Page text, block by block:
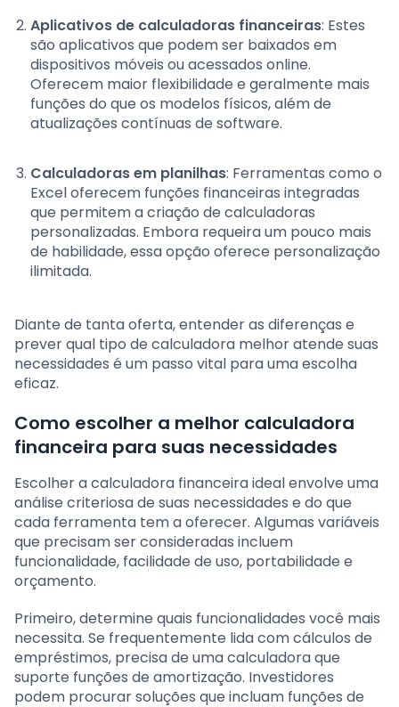
Aplicativos de calculadoras financeiras: Estes
são aplicativos que podem ser baixados em
dispositivos móveis ou acessados online.
Oferecem maior flexibilidade e geralmente mais
funções do que os modelos físicos, além de
atualizações contínuas de software.
Calculadoras em planilhas: Ferramentas como o
Excel oferecem funções financeiras integradas
que permitem a criação de calculadoras
personalizadas. Embora requeira um pouco mais
de habilidade, essa opção oferece personalização
ilimitada.
Diante de tanta oferta, entender as diferenças e
prever qual tipo de calculadora melhor atende suas
necessidades é um passo vital para uma escolha
eficaz.
Como escolher a melhor calculadora
financeira para suas necessidades
Escolher a calculadora financeira ideal envolve uma
análise criteriosa de suas necessidades e do que
cada ferramenta tem a oferecer. Algumas variáveis
que precisam ser consideradas incluem
funcionalidade, facilidade de uso, portabilidade e
orçamento.
Primeiro, determine quais funcionalidades você mais
necessita. Se frequentemente lida com cálculos de
empréstimos, precisa de uma calculadora que
suporte funções de amortização. Investidores
podem procurar soluções que incluam funções de